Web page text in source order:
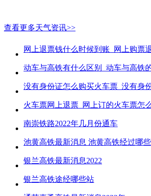
查看更多天气资讯>>
网上退票钱什么时候到账_网上购票
动车与高铁有什么区别_动车与高铁
没有身份证怎么购买火车票_没有身
火车票网上退票_网上订的火车票怎
南崇铁路2022年几月份通车
池黄高铁最新消息 池黄高铁经过哪
银兰高铁最新消息2022
银兰高铁途经哪些站